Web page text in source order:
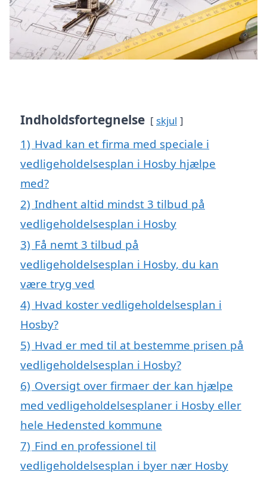
Indholdsfortegnelse skjul
1) Hvad kan et firma med speciale i
vedligeholdelsesplan i Hosby hjælpe
med?
2) Indhent altid mindst 3 tilbud på
vedligeholdelsesplan i Hosby
3) Få nemt 3 tilbud på
vedligeholdelsesplan i Hosby, du kan
være tryg ved
4) Hvad koster vedligeholdelsesplan i
Hosby?
5) Hvad er med til at bestemme prisen på
vedligeholdelsesplan i Hosby?
6) Oversigt over firmaer der kan hjælpe
med vedligeholdelsesplaner i Hosby eller
hele Hedensted kommune
7) Find en professionel til
vedligeholdelsesplan i byer nær Hosby